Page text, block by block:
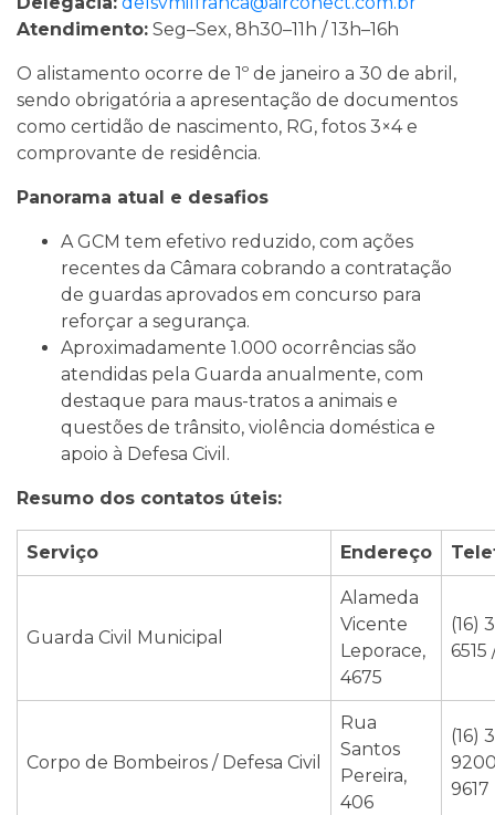
Atendimento: Seg–Sex, 8h30–11h / 13h–16h
O alistamento ocorre de 1º de janeiro a 30 de abril,
sendo obrigatória a apresentação de documentos
como certidão de nascimento, RG, fotos 3×4 e
comprovante de residência.
Panorama atual e desafios
A GCM tem efetivo reduzido, com ações
recentes da Câmara cobrando a contratação
de guardas aprovados em concurso para
reforçar a segurança.
Aproximadamente 1.000 ocorrências são
atendidas pela Guarda anualmente, com
destaque para maus-tratos a animais e
questões de trânsito, violência doméstica e
apoio à Defesa Civil.
Resumo dos contatos úteis:
Serviço Endereço
Guarda Civil Municipal
Alameda
Vicente
Leporace,
4675
(16)
6515
Corpo de Bombeiros / Defesa Civil
Rua
Santos
Pereira,
406
(16)
9617